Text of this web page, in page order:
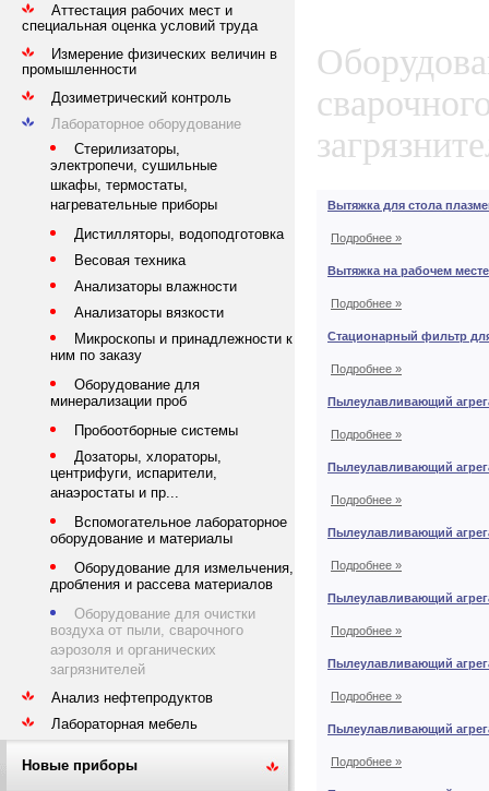
Аттестация рабочих мест и
специальная оценка условий труда
Измерение физических величин в
промышленности
Дозиметрический контроль
Лабораторное оборудование
Стерилизаторы,
электропечи, сушильные
шкафы, термостаты,
нагревательные приборы
Дистилляторы, водоподготовка
Весовая техника
Анализаторы влажности
Анализаторы вязкости
Микроскопы и принадлежности к
ним по заказу
Оборудование для
минерализации проб
Пробоотборные системы
Дозаторы, хлораторы,
центрифуги, испарители,
анаэростаты и пр...
Вспомогательное лабораторное
оборудование и материалы
Оборудование для измельчения,
дробления и рассева материалов
Оборудование для очистки
воздуха от пыли, сварочного
аэрозоля и органических
загрязнителей
Анализ нефтепродуктов
Лабораторная мебель
Новые приборы
Вытяжка для стола
Подробнее »
Вытяжка на рабочем месте
Подробнее »
Стационарный фильтр
Подробнее »
Пылеулавливающий
Подробнее »
Пылеулавливающий
Подробнее »
Пылеулавливающий
Подробнее »
Пылеулавливающий
Подробнее »
Пылеулавливающий
Подробнее »
Пылеулавливающий
Подробнее »